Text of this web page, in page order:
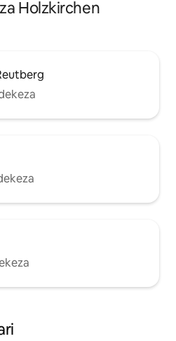
Holzkirchen